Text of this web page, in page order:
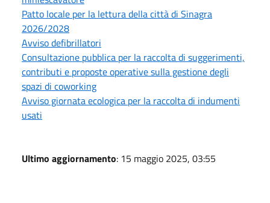
Patto locale per la lettura della città di Sinagra
2026/2028
Avviso defibrillatori
Consultazione pubblica per la raccolta di suggerimenti,
contributi e proposte operative sulla gestione degli
spazi di coworking
Avviso giornata ecologica per la raccolta di indumenti
usati
Ultimo aggiornamento: 15 maggio 2025, 03:55